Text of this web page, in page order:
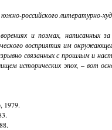
российского литературно-
и поэмах, написанных
восприятия им
связанных с прошлым и
исторических эпох, – вот
1979.